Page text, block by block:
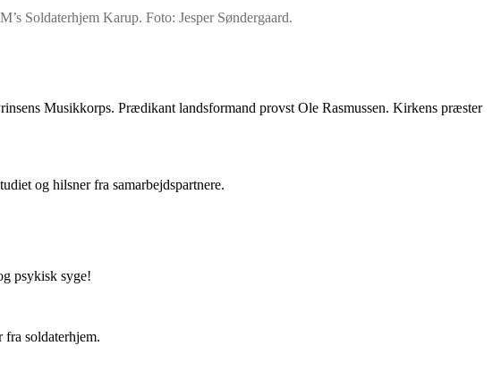
Soldaterhjem Karup. Foto: Jesper Søndergaard.
Musikkorps. Prædikant landsformand provst Ole Rasmussen. Kirkens præster
og hilsner fra samarbejdspartnere.
psykisk syge!
soldaterhjem.